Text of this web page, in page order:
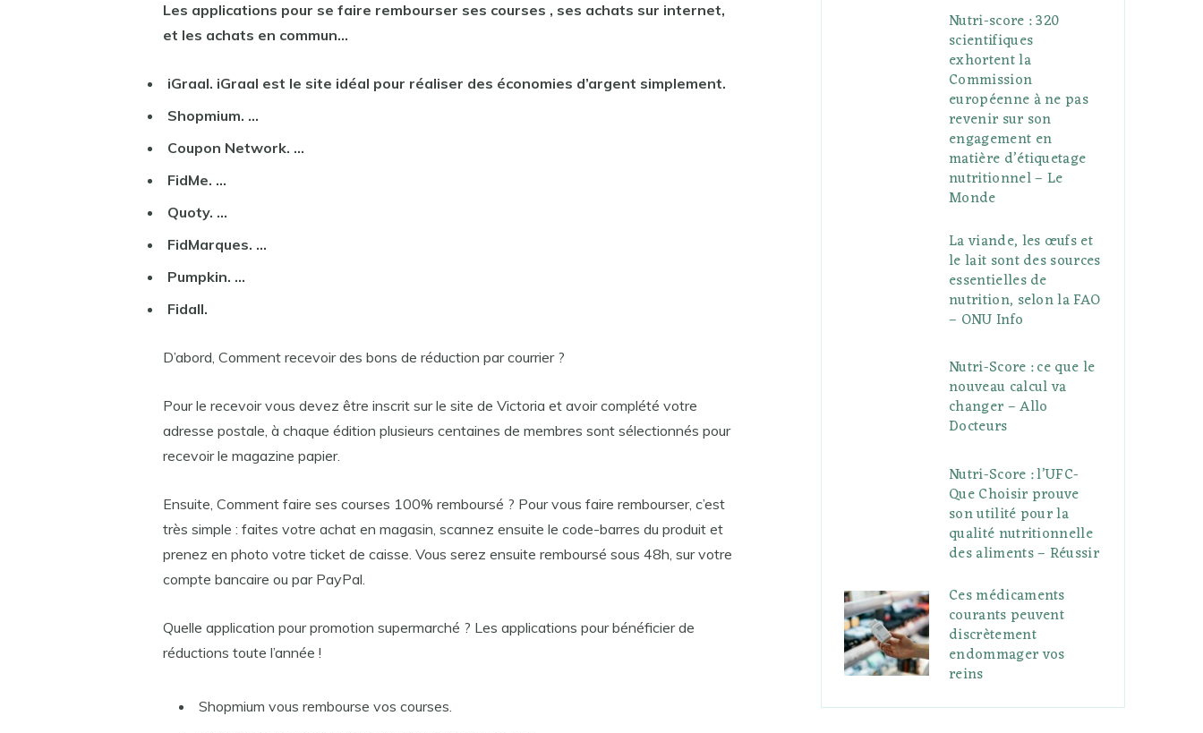
Les applications pour se faire rembourser ses courses , ses achats sur internet,
et les achats en commun…
iGraal. iGraal est le site idéal pour réaliser des économies d’argent simplement.
Shopmium. …
Coupon Network. …
FidMe. …
Quoty. …
FidMarques. …
Pumpkin. …
Fidall.
D’abord, Comment recevoir des bons de réduction par courrier ?
Pour le recevoir vous devez être inscrit sur le site de Victoria et avoir complété votre
adresse postale, à chaque édition plusieurs centaines de membres sont sélectionnés pour
recevoir le magazine papier.
Ensuite, Comment faire ses courses 100% remboursé ? Pour vous faire rembourser, c’est
très simple : faites votre achat en magasin, scannez ensuite le code-barres du produit et
prenez en photo votre ticket de caisse. Vous serez ensuite remboursé sous 48h, sur votre
compte bancaire ou par PayPal.
Quelle application pour promotion supermarché ? Les applications pour bénéficier de
réductions toute l’année !
Shopmium vous rembourse vos courses.
Nutri-score : 320
scientifiques
exhortent la
Commission
européenne à ne pas
revenir sur son
engagement en
matière d’étiquetage
nutritionnel – Le
Monde
La viande, les œufs et
le lait sont des sources
essentielles de
nutrition, selon la FAO
– ONU Info
Nutri-Score : ce que le
nouveau calcul va
changer – Allo
Docteurs
Nutri-Score : l’UFC-
Que Choisir prouve
son utilité pour la
qualité nutritionnelle
des aliments – Réussir
Ces médicaments
courants peuvent
discrètement
endommager vos
reins